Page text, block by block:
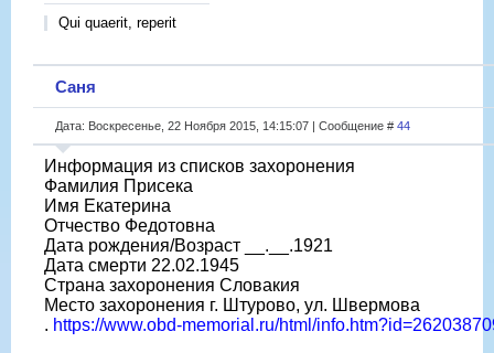
Qui quaerit, reperit
Саня
Дата: Воскресенье, 22 Ноября 2015, 14:15:07 | Сообщение # 44
Информация из списков захоронения
Фамилия Присека
Имя Екатерина
Отчество Федотовна
Дата рождения/Возраст __.__.1921
Дата смерти 22.02.1945
Страна захоронения Словакия
Место захоронения г. Штурово, ул. Швермова
. https://www.obd-memorial.ru/html/